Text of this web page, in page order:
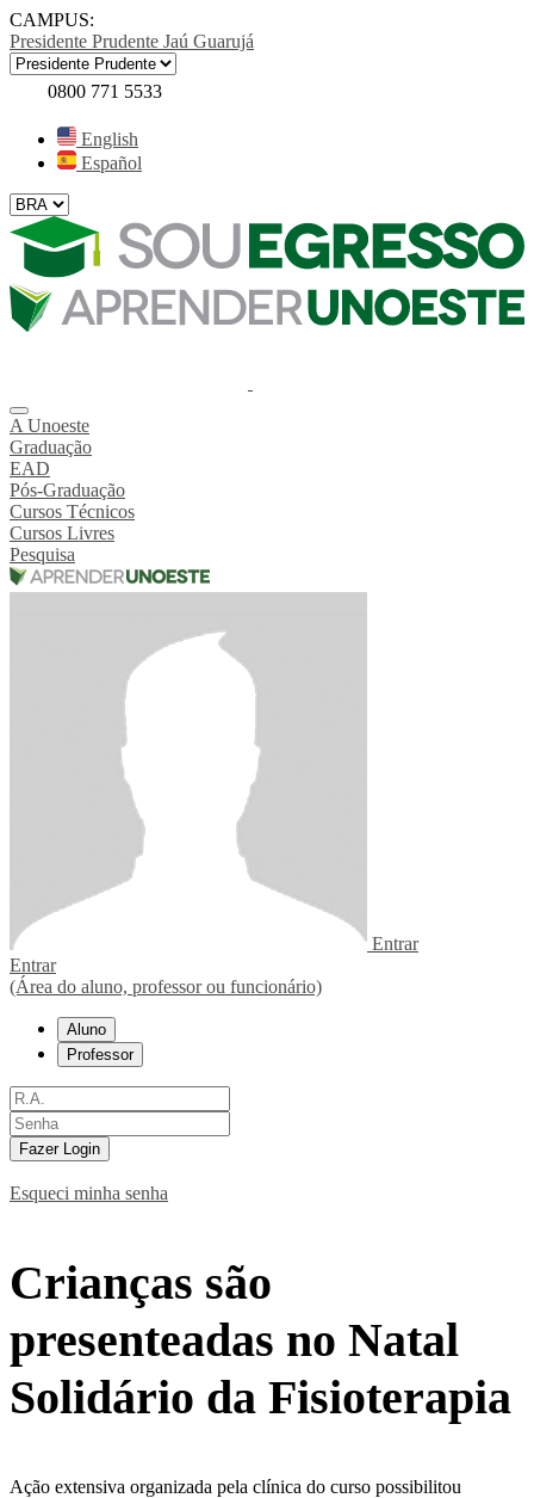
CAMPUS:
Presidente Prudente Jaú Guarujá
0800 771 5533
English
Español
A Unoeste
Graduação
EAD
Pós-Graduação
Cursos Técnicos
Cursos Livres
Pesquisa
Entrar
Entrar
(Área do aluno, professor ou funcionário)
Aluno
Professor
Fazer Login
Esqueci minha senha
Crianças são
presenteadas no Natal
Solidário da Fisioterapia
Ação extensiva organizada pela clínica do curso possibilitou